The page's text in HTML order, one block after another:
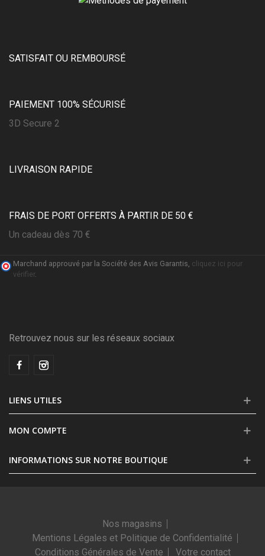
SATISFAIT OU REMBOURSÉ
PAIEMENT 100% SÉCURISÉ
3D Secure 2
LIVRAISON RAPIDE
FRAIS DE PORT OFFERTS À PARTIR DE 50 €
Un cadeau dès 70 €
Marchand approuvé par la Société des Avis Garantis, cliquez ici pour
vérifier.
Retrouvez nous sur les réseaux sociaux
INFORMATIONS SUR NOTRE BOUTIQUE
LIENS UTILES
MON COMPTE
Nos magasins
Mentions Légales et Politique de Confidentialité
Conditions Générales de Vente
Votre contact